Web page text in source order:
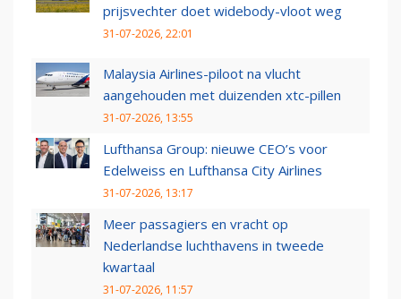
prijsvechter doet widebody-vloot weg
31-07-2026, 22:01
Malaysia Airlines-piloot na vlucht
aangehouden met duizenden xtc-pillen
31-07-2026, 13:55
Lufthansa Group: nieuwe CEO’s voor
Edelweiss en Lufthansa City Airlines
31-07-2026, 13:17
Meer passagiers en vracht op
Nederlandse luchthavens in tweede
kwartaal
31-07-2026, 11:57